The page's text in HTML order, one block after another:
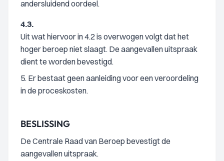
andersluidend oordeel.
4.3.
Uit wat hiervoor in 4.2 is overwogen volgt dat het
hoger beroep niet slaagt. De aangevallen uitspraak
dient te worden bevestigd.
5. Er bestaat geen aanleiding voor een veroordeling
in de proceskosten.
BESLISSING
De Centrale Raad van Beroep bevestigt de
aangevallen uitspraak.